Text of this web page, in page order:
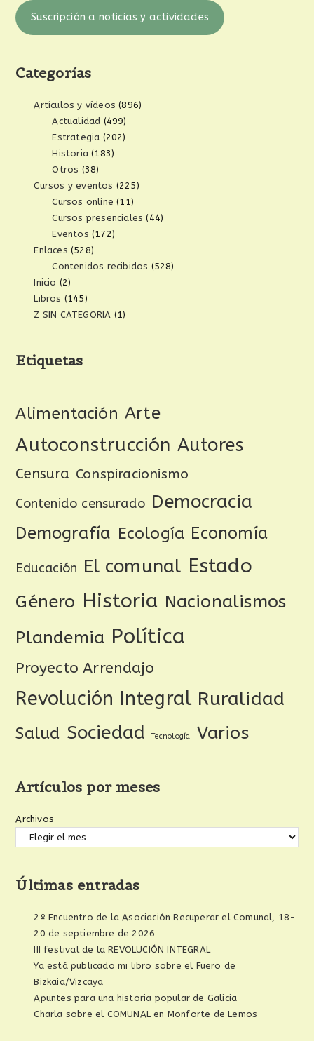
Suscripción a noticias y actividades
Categorías
Artículos y vídeos (896)
Actualidad (499)
Estrategia (202)
Historia (183)
Otros (38)
Cursos y eventos (225)
Cursos online (11)
Cursos presenciales (44)
Eventos (172)
Enlaces (528)
Contenidos recibidos (528)
Inicio (2)
Libros (145)
Z SIN CATEGORIA (1)
Etiquetas
Alimentación Arte
Autoconstrucción Autores
Censura Conspiracionismo
Contenido censurado Democracia
Demografía Ecología Economía
Educación El comunal Estado
Género Historia Nacionalismos
Plandemia Política
Proyecto Arrendajo
Revolución Integral Ruralidad
Salud Sociedad Tecnología Varios
Artículos por meses
Archivos
Últimas entradas
2º Encuentro de la Asociación Recuperar el Comunal, 18-
20 de septiembre de 2026
III festival de la REVOLUCIÓN INTEGRAL
Ya está publicado mi libro sobre el Fuero de
Bizkaia/Vizcaya
Apuntes para una historia popular de Galicia
Charla sobre el COMUNAL en Monforte de Lemos